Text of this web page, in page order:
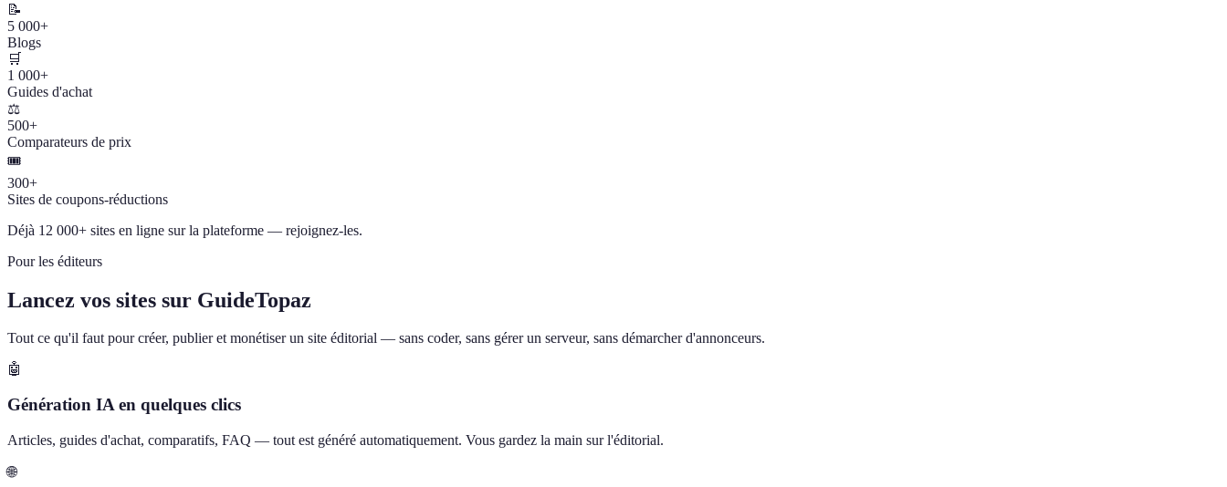
📝
5 000+
Blogs
🛒
1 000+
Guides d'achat
⚖️
500+
Comparateurs de prix
🎟️
300+
Sites de coupons-réductions
Déjà 12 000+ sites en ligne sur la plateforme — rejoignez-les.
Pour les éditeurs
Lancez vos sites sur GuideTopaz
Tout ce qu'il faut pour créer, publier et monétiser un site éditorial — sans coder, sans gérer un serveur, sans démarcher d'annonceurs.
🤖
Génération IA en quelques clics
Articles, guides d'achat, comparatifs, FAQ — tout est généré automatiquement. Vous gardez la main sur l'éditorial.
🌐